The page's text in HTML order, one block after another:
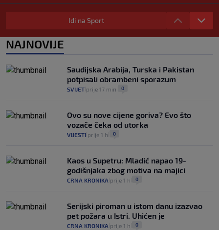
"Kći je otišla na more, a zaboravila
zdravstvenu iskaznicu". Kakva su prava
pacijenata izvan mjesta prebivališta?
1
junaci naših priča budu oni koji pomažu,
a ne oni koji su pobijedili nekoga"
VIJESTI 2
Idi na Sport
NAJNOVIJE
Saudijska Arabija, Turska i Pakistan
potpisali obrambeni sporazum
SVIJET prije 17 min 0
Ovo su nove cijene goriva? Evo što
vozače čeka od utorka
VIJESTI prije 1 h 0
Kaos u Supetru: Mladić napao 19-
godišnjaka zbog motiva na majici
CRNA KRONIKA prije 1 h 0
Serijski piroman u istom danu izazvao
pet požara u Istri. Uhićen je
CRNA KRONIKA prije 1 h 0